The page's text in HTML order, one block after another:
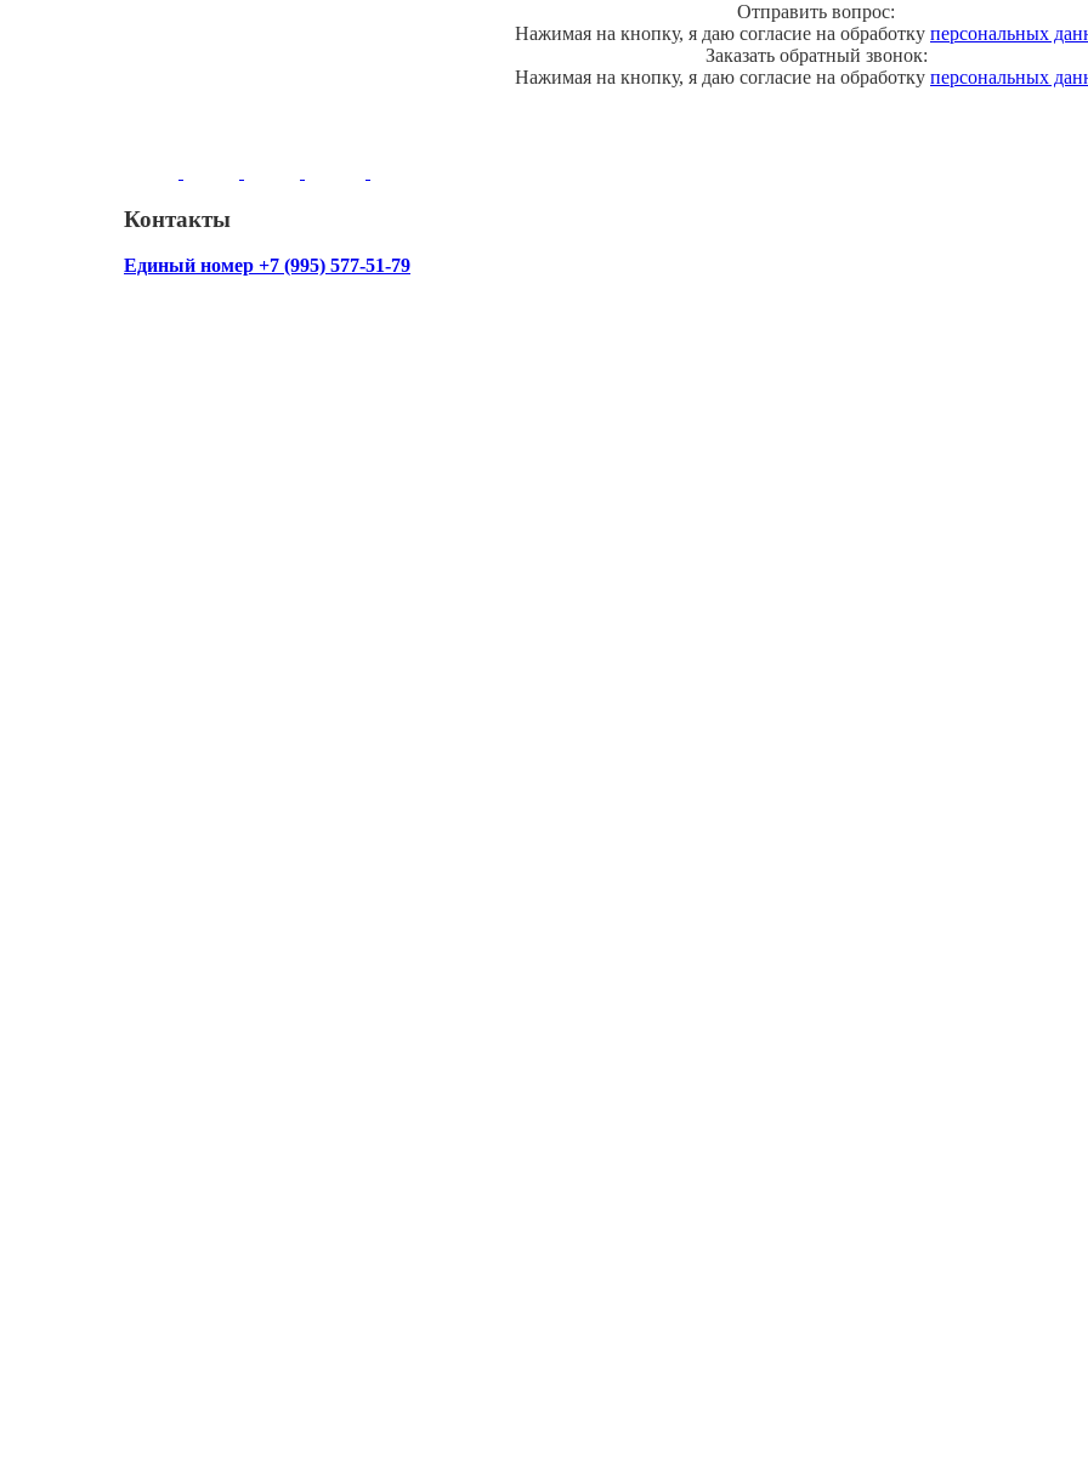
Отправить вопрос:
Нажимая на кнопку, я даю согласие на обработку персональных
Заказать обратный звонок:
Нажимая на кнопку, я даю согласие на обработку персональных
Контакты
Единый номер +7 (995) 577-51-79